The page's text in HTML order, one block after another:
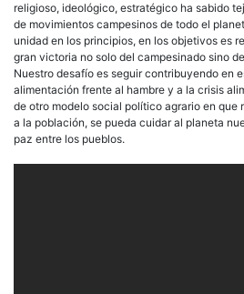
religioso, ideológico, estratégico ha sabido
de movimientos campesinos de todo el
unidad en los principios, en los objetivos es
gran victoria no solo del campesinado sino
Nuestro desafío es seguir contribuyendo en
alimentación frente al hambre y a la crisis
de otro modelo social político agrario en que
a la población, se pueda cuidar al planeta
paz entre los pueblos.